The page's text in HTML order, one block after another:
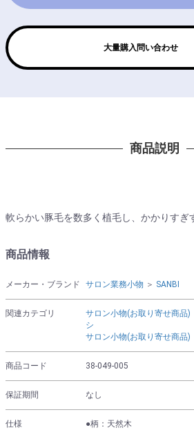
大量購入問い合わせ
商品説明
軟らかい豚毛を数多く植毛し、かかりすぎ
商品情報
メーカー・ブランド サロン業務小物 ＞ SANBI
関連カテゴリ サロン小物(お取り寄せ商品)
シ
サロン小物(お取り寄せ商品)
商品コード 38-049-005
保証期間 なし
仕様
●柄：天然木